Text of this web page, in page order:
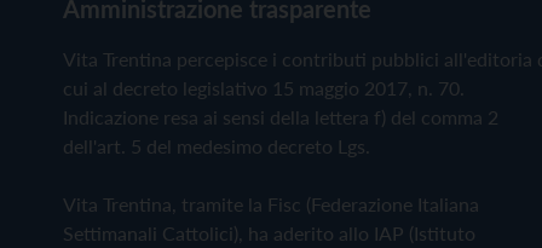
Amministrazione trasparente
Vita Trentina percepisce i contributi pubblici all'editoria
cui al decreto legislativo 15 maggio 2017, n. 70.
Indicazione resa ai sensi della lettera f) del comma 2
dell'art. 5 del medesimo decreto Lgs.
Vita Trentina, tramite la Fisc (Federazione Italiana
Settimanali Cattolici), ha aderito allo IAP (Istituto